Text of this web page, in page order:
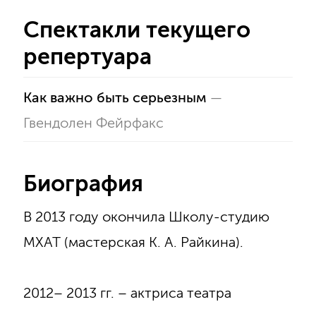
Спектакли текущего
репертуара
Как важно быть серьезным —
Гвендолен Фейрфакс
Биография
В 2013 году окончила Школу-студию
МХАТ (мастерская К. А. Райкина).
2012– 2013 гг. – актриса театра